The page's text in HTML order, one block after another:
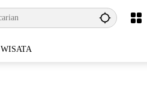
WISATA